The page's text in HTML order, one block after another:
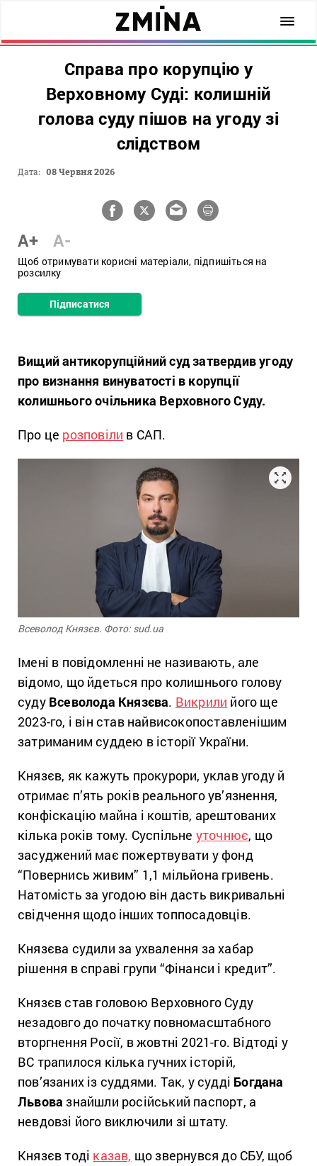
Справа про корупцію у
Верховному Суді: колишній
голова суду пішов на угоду зі
слідством
Дата: 08 Червня 2026
A+ A-
Щоб отримувати корисні матеріали, підпишіться на
розсилку
Підписатися
Вищий антикорупційний суд затвердив угоду
про визнання винуватості в корупції
колишнього очільника Верховного Суду.
Про це розповіли в САП.
Всеволод Князєв. Фото: sud.ua
Імені в повідомленні не називають, але
відомо, що йдеться про колишнього голову
судуВсеволода Князєва. Викрили його ще
2023-го, і він став найвисокопоставленішим
затриманим суддею в історії України.
Князєв, як кажуть прокурори, уклав угоду й
отримає п’ять років реального ув’язнення,
конфіскацію майна і коштів, арештованих
кілька років тому. Суспільне уточнює, що
засуджений має пожертвувати у фонд
“Повернись живим” 1,1 мільйона гривень.
Натомість за угодою він дасть викривальні
свідчення щодо інших топпосадовців.
Князєва судили за ухвалення за хабар
рішення в справі групи “Фінанси і кредит”.
Князєв став головою Верховного Суду
незадовго до початку повномасштабного
вторгнення Росії, в жовтні 2021-го. Відтоді у
ВС трапилося кілька гучних історій,
пов’язаних із суддями. Так, у судді Богдана
Львовазнайшли російський паспорт, а
невдовзі його виключили зі штату.
Князєв тоді казав, що звернувся до СБУ, щоб